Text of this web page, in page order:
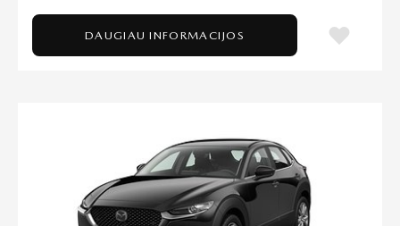
DAUGIAU INFORMACIJOS